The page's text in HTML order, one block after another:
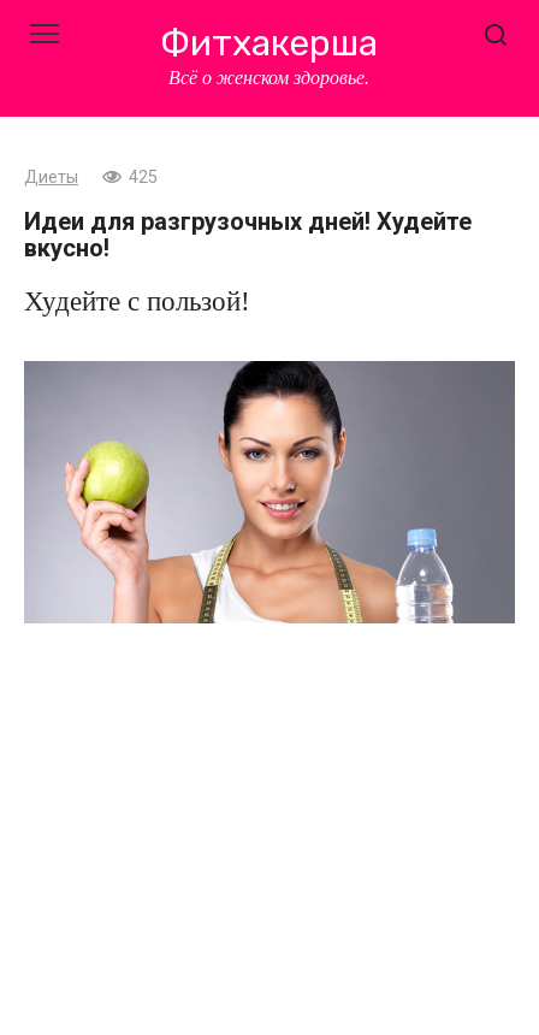
Фитхакерша
Всё о женском здоровье.
Диеты 425
Идеи для разгрузочных дней! Худейте
вкусно!
Худейте с пользой!